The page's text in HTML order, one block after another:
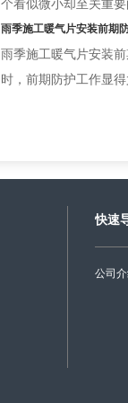
个看似微小却至关重
雨季施工暖气片安装前期
雨季施工暖气片安装
时，前期防护工作显
快速
公司